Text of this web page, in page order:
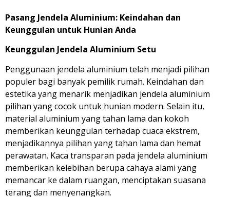
Pasang Jendela Aluminium: Keindahan dan
Keunggulan untuk Hunian Anda
Keunggulan Jendela Aluminium Setu
Penggunaan jendela aluminium telah menjadi pilihan
populer bagi banyak pemilik rumah. Keindahan dan
estetika yang menarik menjadikan jendela aluminium
pilihan yang cocok untuk hunian modern. Selain itu,
material aluminium yang tahan lama dan kokoh
memberikan keunggulan terhadap cuaca ekstrem,
menjadikannya pilihan yang tahan lama dan hemat
perawatan. Kaca transparan pada jendela aluminium
memberikan kelebihan berupa cahaya alami yang
memancar ke dalam ruangan, menciptakan suasana
terang dan menyenangkan.